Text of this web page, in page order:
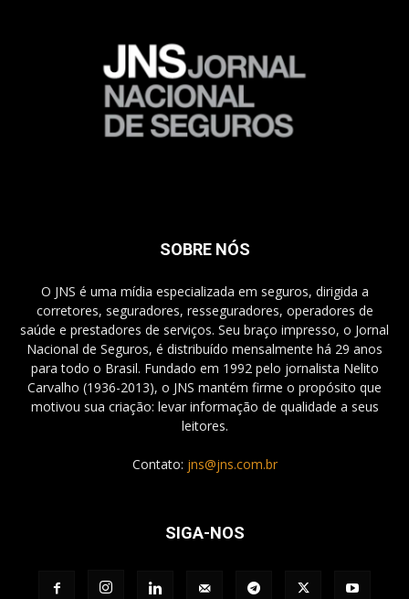
SOBRE NÓS
O JNS é uma mídia especializada em seguros, dirigida a
corretores, seguradores, resseguradores, operadores de
saúde e prestadores de serviços. Seu braço impresso, o Jornal
Nacional de Seguros, é distribuído mensalmente há 29 anos
para todo o Brasil. Fundado em 1992 pelo jornalista Nelito
Carvalho (1936-2013), o JNS mantém firme o propósito que
motivou sua criação: levar informação de qualidade a seus
leitores.
Contato: jns@jns.com.br
SIGA-NOS